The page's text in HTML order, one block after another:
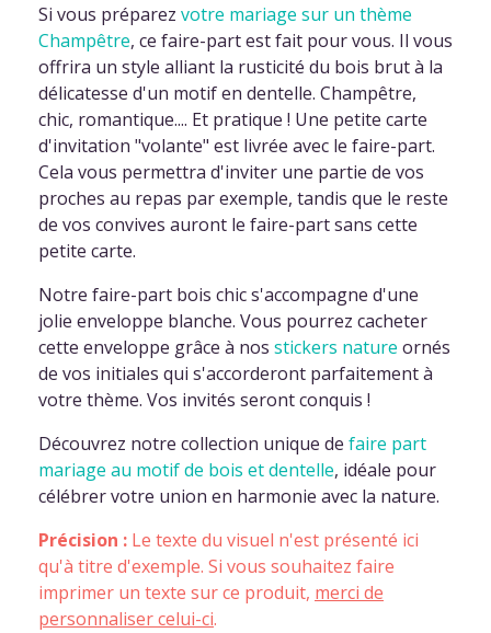
Si vous préparez votre mariage sur un thème
Champêtre, ce faire-part est fait pour vous. Il vous
offrira un style alliant la rusticité du bois brut à la
délicatesse d'un motif en dentelle. Champêtre,
chic, romantique.... Et pratique ! Une petite carte
d'invitation "volante" est livrée avec le faire-part.
Cela vous permettra d'inviter une partie de vos
proches au repas par exemple, tandis que le reste
de vos convives auront le faire-part sans cette
petite carte.
Notre faire-part bois chic s'accompagne d'une
jolie enveloppe blanche. Vous pourrez cacheter
cette enveloppe grâce à nos stickers nature ornés
de vos initiales qui s'accorderont parfaitement à
votre thème. Vos invités seront conquis !
Découvrez notre collection unique de faire part
mariage au motif de bois et dentelle, idéale pour
célébrer votre union en harmonie avec la nature.
Précision : Le texte du visuel n'est présenté ici
qu'à titre d'exemple. Si vous souhaitez faire
imprimer un texte sur ce produit, merci de
personnaliser celui-ci.